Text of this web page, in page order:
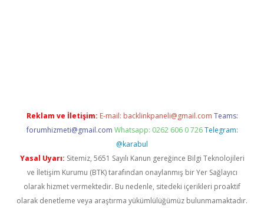
Reklam ve İletişim: E-mail: backlinkpaneli@gmail.com Teams:
forumhizmeti@gmail.com Whatsapp: 0262 606 0 726 Telegram:
@karabul
Yasal Uyarı: Sitemiz, 5651 Sayılı Kanun gereğince Bilgi Teknolojileri
ve İletişim Kurumu (BTK) tarafından onaylanmış bir Yer Sağlayıcı
olarak hizmet vermektedir. Bu nedenle, sitedeki içerikleri proaktif
olarak denetleme veya araştırma yükümlülüğümüz bulunmamaktadır.